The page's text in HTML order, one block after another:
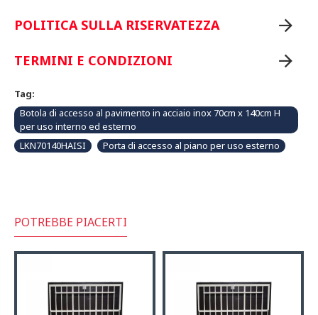
POLITICA SULLA RISERVATEZZA
TERMINI E CONDIZIONI
Tag:
Botola di accesso al pavimento in acciaio inox 70cm x 140cm H
per uso interno ed esterno
LKN70140HAISI
Porta di accesso al piano per uso esterno
POTREBBE PIACERTI